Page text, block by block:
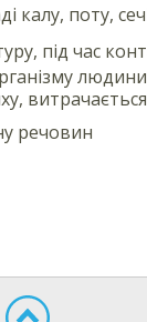
поту,
під час
речовин